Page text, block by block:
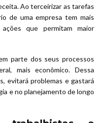
Ao terceirizar as tarefas
de uma empresa tem mais
que permitam maior
parte dos seus processos
mais econômico. Dessa
evitará problemas e gastará
e no planejamento de longo